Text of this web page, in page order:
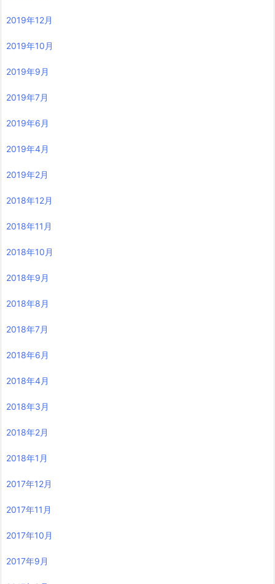
2019年12月
2019年10月
2019年9月
2019年7月
2019年6月
2019年4月
2019年2月
2018年12月
2018年11月
2018年10月
2018年9月
2018年8月
2018年7月
2018年6月
2018年4月
2018年3月
2018年2月
2018年1月
2017年12月
2017年11月
2017年10月
2017年9月